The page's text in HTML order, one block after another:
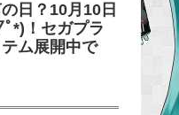
日？10月10日
*)！セガプラ
ム展開中で